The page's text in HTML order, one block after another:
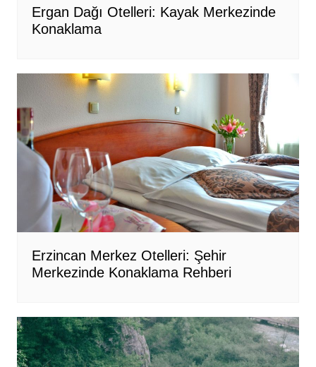
Ergan Dağı Otelleri: Kayak Merkezinde
Konaklama
Erzincan Merkez Otelleri: Şehir
Merkezinde Konaklama Rehberi